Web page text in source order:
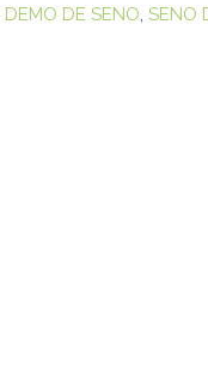
DEMO DE SENO, SENO